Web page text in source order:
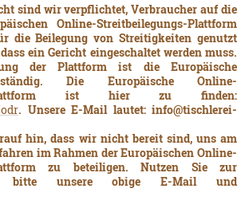
sind wir verpflichtet, Verbraucher auf die
Online-Streitbeilegungs-Plattform
die Beilegung von Streitigkeiten genutzt
ein Gericht eingeschaltet werden muss.
der Plattform ist die Europäische
Die Europäische Online-
Plattform ist hier zu finden:
. Unsere E-Mail lautet: info@tischlerei-
hin, dass wir nicht bereit sind, uns am
im Rahmen der Europäischen Online-
zu beteiligen. Nutzen Sie zur
bitte unsere obige E-Mail und